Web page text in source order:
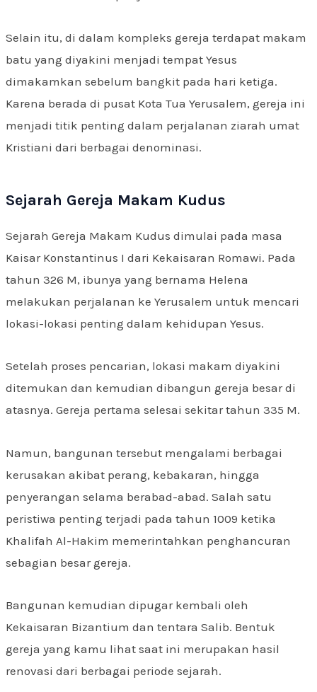
Selain itu, di dalam kompleks gereja terdapat makam
batu yang diyakini menjadi tempat Yesus
dimakamkan sebelum bangkit pada hari ketiga.
Karena berada di pusat Kota Tua Yerusalem, gereja ini
menjadi titik penting dalam perjalanan ziarah umat
Kristiani dari berbagai denominasi.
Sejarah Gereja Makam Kudus
Sejarah Gereja Makam Kudus dimulai pada masa
Kaisar Konstantinus I dari Kekaisaran Romawi. Pada
tahun 326 M, ibunya yang bernama Helena
melakukan perjalanan ke Yerusalem untuk mencari
lokasi-lokasi penting dalam kehidupan Yesus.
Setelah proses pencarian, lokasi makam diyakini
ditemukan dan kemudian dibangun gereja besar di
atasnya. Gereja pertama selesai sekitar tahun 335 M.
Namun, bangunan tersebut mengalami berbagai
kerusakan akibat perang, kebakaran, hingga
penyerangan selama berabad-abad. Salah satu
peristiwa penting terjadi pada tahun 1009 ketika
Khalifah Al-Hakim memerintahkan penghancuran
sebagian besar gereja.
Bangunan kemudian dipugar kembali oleh
Kekaisaran Bizantium dan tentara Salib. Bentuk
gereja yang kamu lihat saat ini merupakan hasil
renovasi dari berbagai periode sejarah.